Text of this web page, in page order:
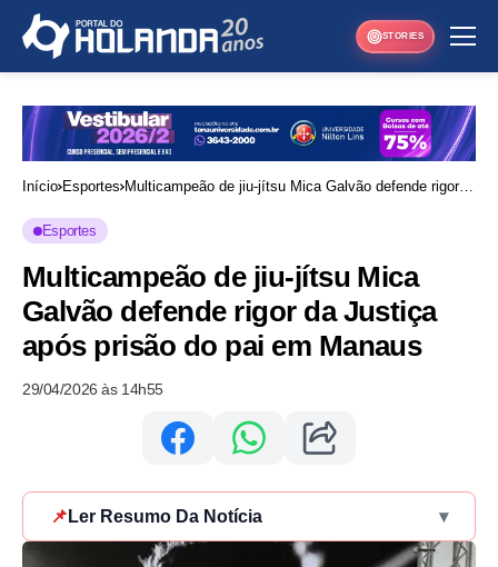
STORIES
Início Esportes Multicampeão de jiu-jítsu Mica Galvão defende rigor
Esportes
Multicampeão de jiu-jítsu Mica
Galvão defende rigor da Justiça
após prisão do pai em Manaus
29/04/2026 às 14h55
📌 Ler Resumo Da Notícia ▾